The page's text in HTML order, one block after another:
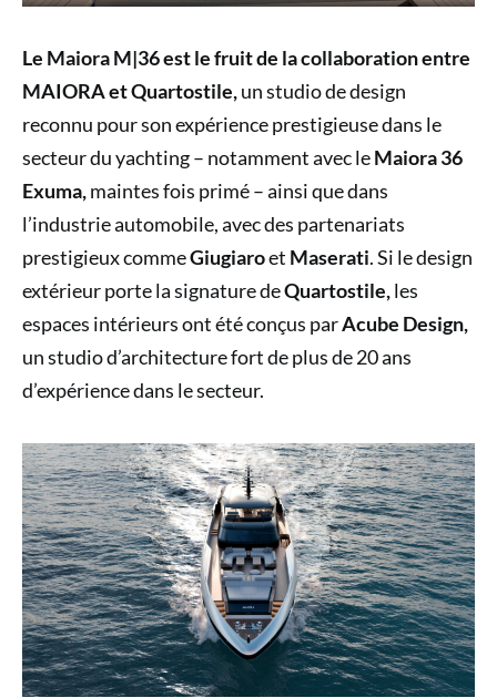
Le Maiora M|36 est le fruit de la collaboration entre
MAIORA et Quartostile,un studio de design
reconnu pour son expérience prestigieuse dans le
secteur du yachting – notamment avec leMaiora 36
Exuma,maintes fois primé – ainsi que dans
l’industrie automobile, avec des partenariats
prestigieux commeGiugiaroet Maserati. Si le design
extérieur porte la signature deQuartostile,les
espaces intérieurs ont été conçus parAcube Design,
un studio d’architecture fort de plus de 20 ans
d’expérience dans le secteur.